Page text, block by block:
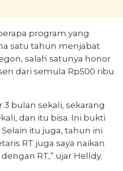
program yang
satu tahun menjabat
salah satunya honor
dari semula Rp500 ribu
3 bulan sekali, sekarang
dan itu bisa. Ini bukti
itu juga, tahun ini
RT juga saya naikan
RT,” ujar Helldy.